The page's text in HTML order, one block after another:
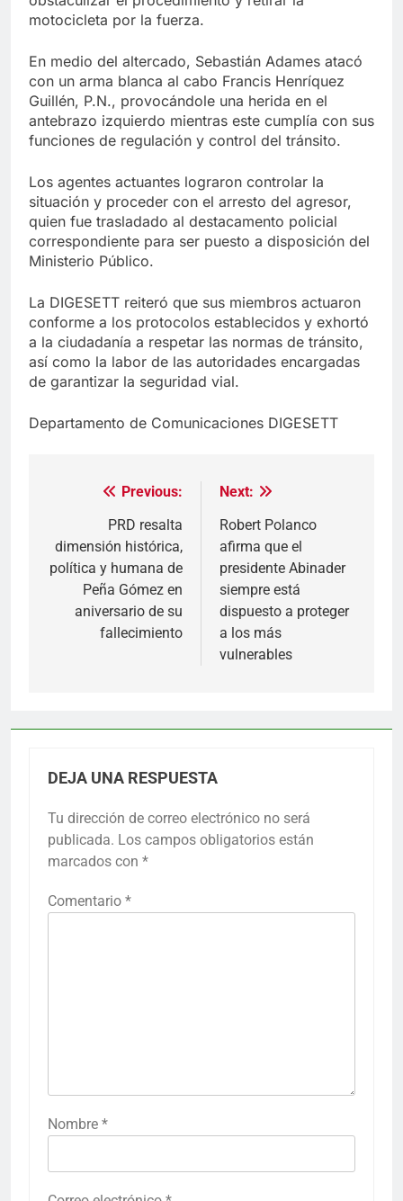
motocicleta por la fuerza.
En medio del altercado, Sebastián Adames atacó
con un arma blanca al cabo Francis Henríquez
Guillén, P.N., provocándole una herida en el
antebrazo izquierdo mientras este cumplía con sus
funciones de regulación y control del tránsito.
Los agentes actuantes lograron controlar la
situación y proceder con el arresto del agresor,
quien fue trasladado al destacamento policial
correspondiente para ser puesto a disposición del
Ministerio Público.
La DIGESETT reiteró que sus miembros actuaron
conforme a los protocolos establecidos y exhortó
a la ciudadanía a respetar las normas de tránsito,
así como la labor de las autoridades encargadas
de garantizar la seguridad vial.
Departamento de Comunicaciones DIGESETT
Navegación
entradas
Previous:
PRD resalta
dimensión histórica,
política y humana de
Peña Gómez en
aniversario de su
fallecimiento
Next:
Robert Polanco
afirma que el
presidente Abinader
siempre está
dispuesto a proteger
a los más
vulnerables
DEJA UNA RESPUESTA
Tu dirección de correo electrónico no será
publicada. Los campos obligatorios están
marcados con *
Comentario *
Nombre *